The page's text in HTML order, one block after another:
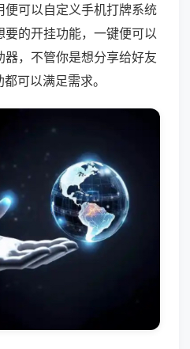
可以自定义手机打牌系统
的开挂功能，一键便可以
，不管你是想分享给好友
可以满足需求。